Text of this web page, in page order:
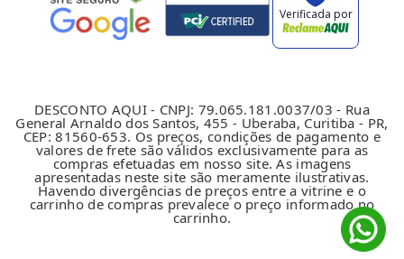
Verificada por
DESCONTO AQUI - CNPJ: 79.065.181.0037/03 - Rua
General Arnaldo dos Santos, 455 - Uberaba, Curitiba - PR,
CEP: 81560-653. Os preços, condições de pagamento e
valores de frete são válidos exclusivamente para as
compras efetuadas em nosso site. As imagens
apresentadas neste site são meramente ilustrativas.
Havendo divergências de preços entre a vitrine e o
carrinho de compras prevalece o preço informado no
carrinho.